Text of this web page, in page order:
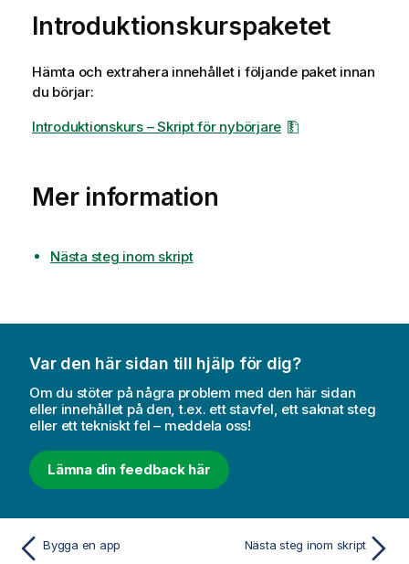
Introduktionskurspaketet
Hämta och extrahera innehållet i följande paket innan
du börjar:
Introduktionskurs – Skript för nybörjare
Mer information
Nästa steg inom skript
Var den här sidan till hjälp för dig?
Om du stöter på några problem med den här sidan
eller innehållet på den, t.ex. ett stavfel, ett saknat steg
eller ett tekniskt fel – meddela oss!
Lämna din feedback här
Bygga en app Nästa steg inom skript